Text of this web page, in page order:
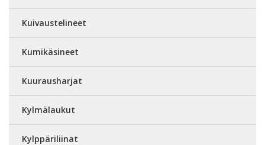
Kuivaustelineet
Kumikäsineet
Kuurausharjat
Kylmälaukut
Kylppäriliinat